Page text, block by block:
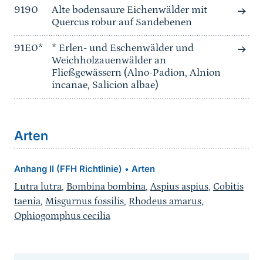
9190
Alte bodensaure Eichenwälder mit
Quercus robur auf Sandebenen
91E0*
* Erlen- und Eschenwälder und
Weichholzauenwälder an
Fließgewässern (Alno-Padion, Alnion
incanae, Salicion albae)
Arten
Anhang II (FFH Richtlinie) • Arten
Lutra lutra, Bombina bombina, Aspius aspius, Cobitis
taenia, Misgurnus fossilis, Rhodeus amarus,
Ophiogomphus cecilia